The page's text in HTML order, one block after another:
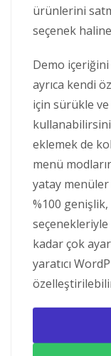
ürünlerini
seçenek
Demo içeriğini
ayrıca kendi
için sürükle ve
eklemek de
menü
yatay
%100
kadar çok
yaratıcı